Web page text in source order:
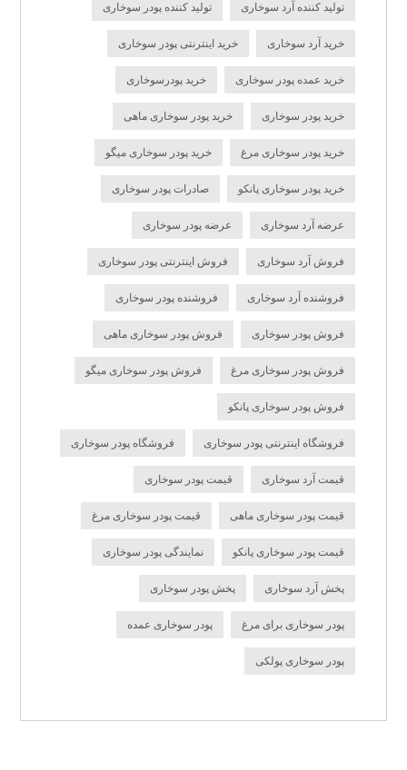
تولید کننده آرد سوخاری تولید کننده پودر سوخاری
خرید آرد سوخاری خرید اینترنتی پودر سوخاری
خرید عمده پودر سوخاری خرید پودرسوخاری
خرید پودر سوخاری خرید پودر سوخاری ماهی
خرید پودر سوخاری مرغ خرید پودر سوخاری میگو
خرید پودر سوخاری پانکو صادرات پودر سوخاری
عرضه آرد سوخاری عرضه پودر سوخاری
فروش آرد سوخاری فروش اینترنتی پودر سوخاری
فروشنده آرد سوخاری فروشنده پودر سوخاری
فروش پودر سوخاری فروش پودر سوخاری ماهی
فروش پودر سوخاری مرغ فروش پودر سوخاری میگو
فروش پودر سوخاری پانکو
فروشگاه اینترنتی پودر سوخاری فروشگاه پودر سوخاری
قیمت آرد سوخاری قیمت پودر سوخاری
قیمت پودر سوخاری ماهی قیمت پودر سوخاری مرغ
قیمت پودر سوخاری پانکو نمایندگی پودر سوخاری
پخش آرد سوخاری پخش پودر سوخاری
پودر سوخاری برای مرغ پودر سوخاری عمده
پودر سوخاری پولکی